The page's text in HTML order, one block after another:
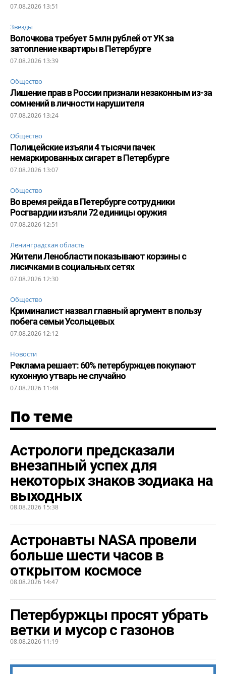
07.08.2026 13:51
Звезды
Волочкова требует 5 млн рублей от УК за
затопление квартиры в Петербурге
07.08.2026 13:39
Общество
Лишение прав в России признали незаконным из-за
сомнений в личности нарушителя
07.08.2026 13:24
Общество
Полицейские изъяли 4 тысячи пачек
немаркированных сигарет в Петербурге
07.08.2026 13:07
Общество
Во время рейда в Петербурге сотрудники
Росгвардии изъяли 72 единицы оружия
07.08.2026 12:51
Ленинградская область
Жители Ленобласти показывают корзины с
лисичками в социальных сетях
07.08.2026 12:30
Общество
Криминалист назвал главный аргумент в пользу
побега семьи Усольцевых
07.08.2026 12:12
Новости
Реклама решает: 60% петербуржцев покупают
кухонную утварь не случайно
07.08.2026 11:48
По теме
Астрологи предсказали
внезапный успех для
некоторых знаков зодиака на
выходных
08.08.2026 15:38
Астронавты NASA провели
больше шести часов в
открытом космосе
08.08.2026 14:47
Петербуржцы просят убрать
ветки и мусор с газонов
08.08.2026 11:19